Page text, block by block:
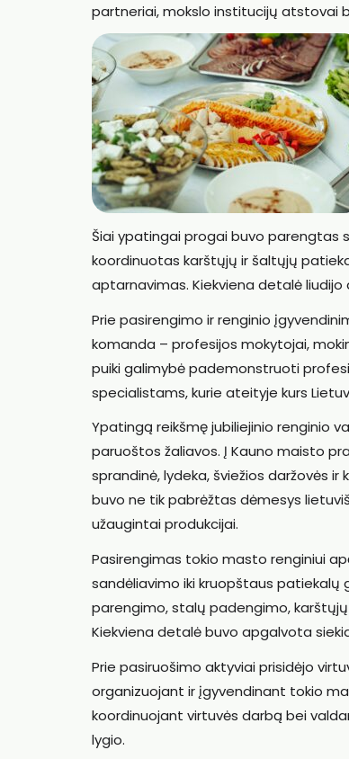
partneriai, mokslo institucijų atstovai
Šiai ypatingai progai buvo parengtas
koordinuotas karštųjų ir šaltųjų
aptarnavimas. Kiekviena detalė
Prie pasirengimo ir renginio
komanda – profesijos mokytojai,
puiki galimybė pademonstruoti
specialistams, kurie ateityje kurs
Ypatingą reikšmę jubiliejinio renginio
paruoštos žaliavos. Į Kauno maisto
sprandinė, lydeka, šviežios daržovės
buvo ne tik pabrėžtas dėmesys
užaugintai produkcijai.
Pasirengimas tokio masto renginiui
sandėliavimo iki kruopštaus
parengimo, stalų padengimo,
Kiekviena detalė buvo apgalvota
Prie pasiruošimo aktyviai prisidėjo
organizuojant ir įgyvendinant tokio
koordinuojant virtuvės darbą bei
lygio.